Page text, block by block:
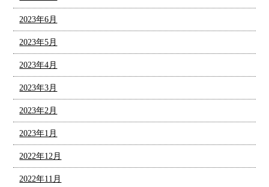
2023年6月
2023年5月
2023年4月
2023年3月
2023年2月
2023年1月
2022年12月
2022年11月